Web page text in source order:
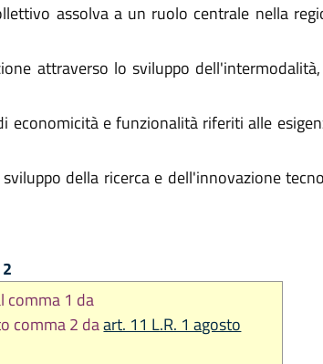
assolva a un ruolo centrale nella
attraverso lo sviluppo
e funzionalità riferiti alle
della ricerca e dell'innovazione
comma 1 da
comma 2 daart. 11 L.R. 1 agosto